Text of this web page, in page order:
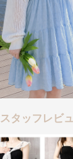
スタッフレビ